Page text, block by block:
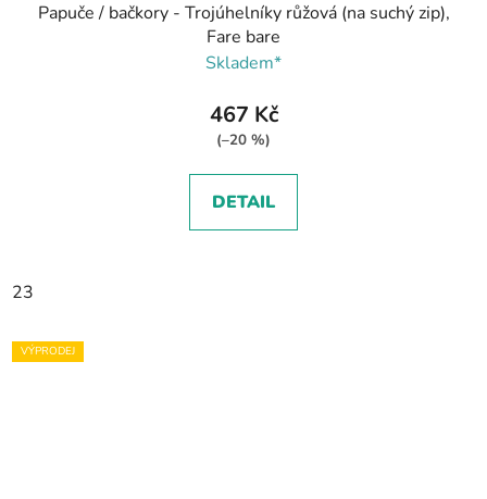
Papuče / bačkory - Trojúhelníky růžová (na suchý zip),
Fare bare
Skladem*
467 Kč
(–20 %)
DETAIL
23
VÝPRODEJ